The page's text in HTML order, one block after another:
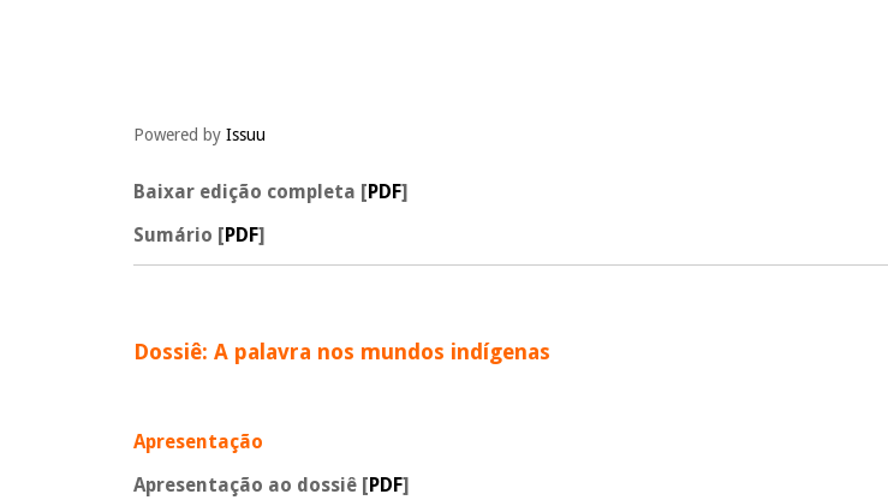
Powered by Issuu
Baixar edição completa [PDF]
Sumário [PDF]
Dossiê: A palavra nos mundos indígenas
Apresentação
Apresentação ao dossiê [PDF]